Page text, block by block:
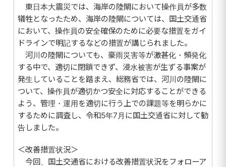
東日本大震災では、海岸の陸閘において操作員が多数
犠牲となったため、海岸の陸閘については、国土交通省
において、操作員の安全確保のために必要な措置をガイ
ドラインで明記するなどの措置が講じられました。
河川の陸閘についても、豪雨災害等が激甚化・頻発化
する中で、適切に閉鎖できず、浸水被害が生ずる事案が
発生していることを踏まえ、総務省では、河川の陸閘に
ついて、操作員が適切かつ安全に対応することができる
よう、管理・運用を適切に行う上での課題等を明らかに
するために調査し、令和5年7月に国土交通省に対して勧
告しました。
＜改善措置状況＞
今回、国土交通省における改善措置状況をフォローア